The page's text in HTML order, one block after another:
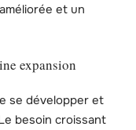
et un
expansion
se développer et
besoin croissant